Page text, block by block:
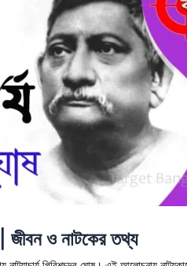
| জীবন ও নাটকের তথ্য